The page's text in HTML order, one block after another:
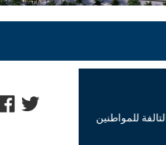
للمواطنين